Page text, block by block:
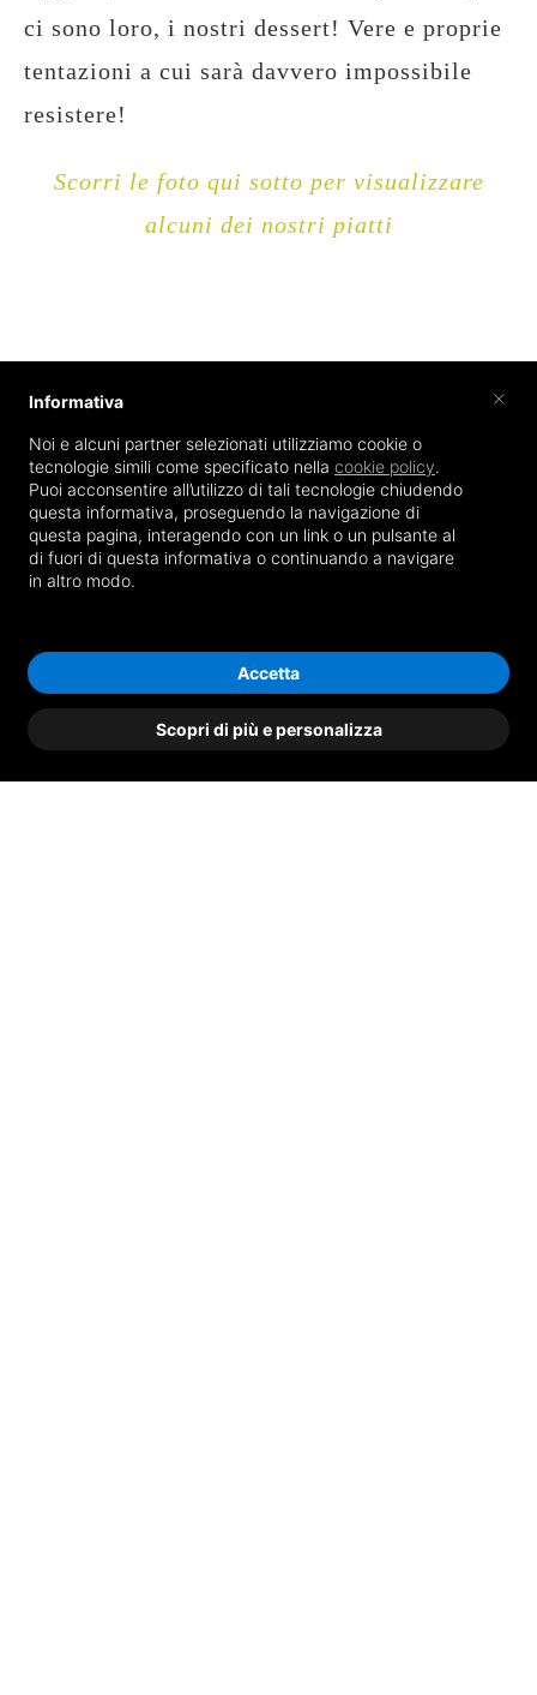
ci sono loro, i nostri dessert! Vere e proprie
tentazioni a cui sarà davvero impossibile
resistere!
Scorri le foto qui sotto per visualizzare
alcuni dei nostri piatti
Informativa
Noi e alcuni partner selezionati utilizziamo cookie o
tecnologie simili come specificato nella cookie policy.
Puoi acconsentire all’utilizzo di tali tecnologie chiudendo
questa informativa, proseguendo la navigazione di
questa pagina, interagendo con un link o un pulsante al
di fuori di questa informativa o continuando a navigare
in altro modo.
Scopri di più e personalizza
Accetta
×